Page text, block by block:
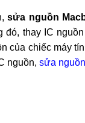
sửa nguồn
đó, thay IC
của chiếc máy
nguồn, sửa